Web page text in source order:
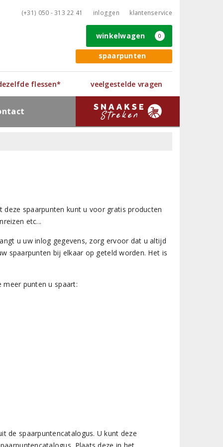
(+31) 050 - 313 22 41 inloggen klantenservice
spaarpunten
winkelwagen 0
flessen* veelgestelde vragen
spaarpunten kunt u voor gratis producten
etc...
u uw inlog gegevens, zorg ervoor dat u altijd
spaarpunten bij elkaar op geteld worden. Het is
punten u spaart:
de spaarpuntencatalogus. U kunt deze